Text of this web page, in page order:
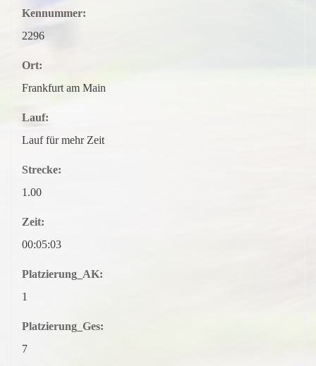
Kennummer:
2296
Ort:
Frankfurt am Main
Lauf:
Lauf für mehr Zeit
Strecke:
1.00
Zeit:
00:05:03
Platzierung_AK:
1
Platzierung_Ges:
7